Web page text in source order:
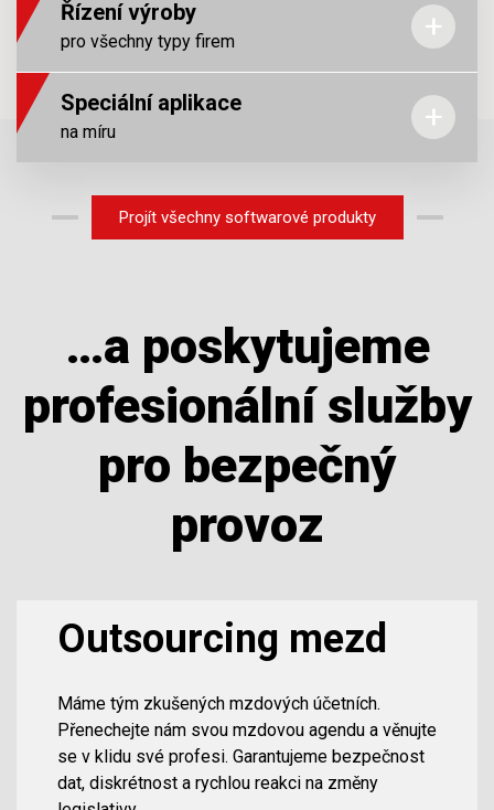
mezi naše klienty patří
Řízení výroby
pro všechny typy firem
Speciální aplikace
na míru
Projít všechny softwarové produkty
…a poskytujeme
profesionální služby
pro bezpečný
provoz
Outsourcing mezd
Máme tým zkušených mzdových účetních.
Přenechejte nám svou mzdovou agendu a věnujte
se v klidu své profesi. Garantujeme bezpečnost
dat, diskrétnost a rychlou reakci na změny